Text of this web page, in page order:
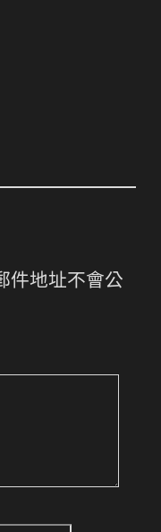
件地址不會公